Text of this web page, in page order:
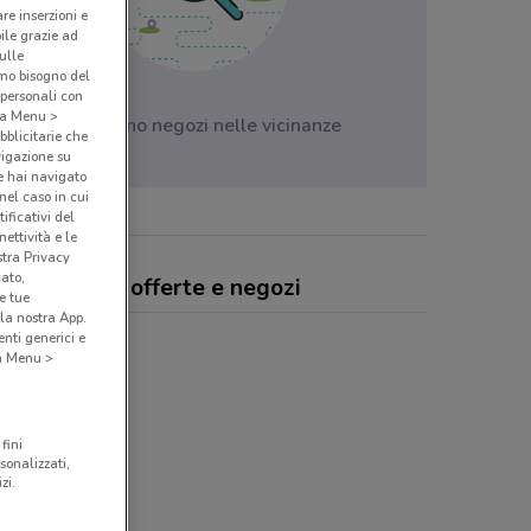
Non ci sono negozi nelle vicinanze
offerte e negozi
inserzioni e
grazie ad
bisogno del
con
Menu >
che
su
hai navigato
caso in cui
del
e le
Privacy
tue
nostra App.
generici e
Menu >
fini